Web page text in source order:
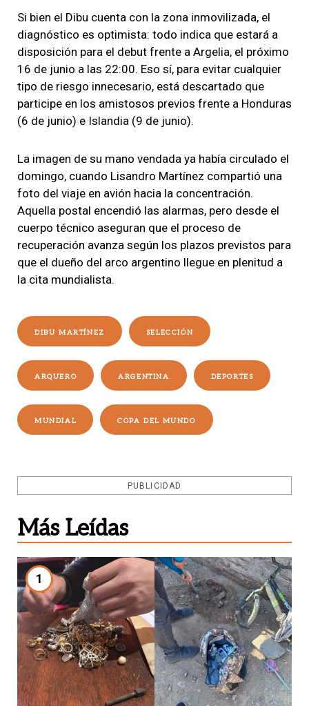
Si bien el Dibu cuenta con la zona inmovilizada, el
diagnóstico es optimista: todo indica que estará a
disposición para el debut frente a Argelia, el próximo
16 de junio a las 22:00. Eso sí, para evitar cualquier
tipo de riesgo innecesario, está descartado que
participe en los amistosos previos frente a Honduras
(6 de junio) e Islandia (9 de junio).
La imagen de su mano vendada ya había circulado el
domingo, cuando Lisandro Martínez compartió una
foto del viaje en avión hacia la concentración.
Aquella postal encendió las alarmas, pero desde el
cuerpo técnico aseguran que el proceso de
recuperación avanza según los plazos previstos para
que el dueño del arco argentino llegue en plenitud a
la cita mundialista.
DIBU MARTÍNEZ SELECCIÓN
ARQUERO ARGENTINA DEPORTES
MUNDIAL COPA DEL MUNDO
PUBLICIDAD
Más Leídas
1